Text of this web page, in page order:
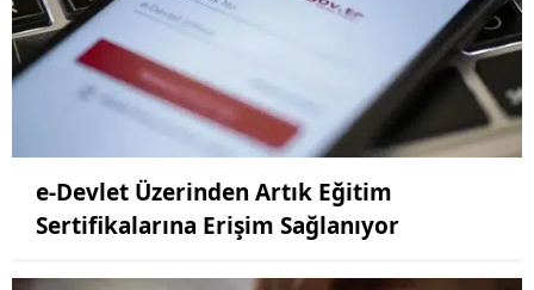
Karaman
Kırıkkale
Şırnak
Bartın
Ardahan
e-Devlet Üzerinden Artık Eğitim
Sertifikalarına Erişim Sağlanıyor